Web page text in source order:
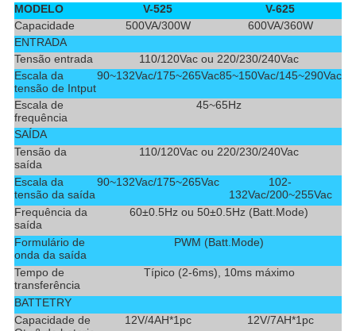
MODELO V-525
V-625
Capacidade
500VA/300W
600VA/360W
ENTRADA
Tensão entrada
110/120Vac ou 220/230/240Vac
Escala da
tensão de Intput
90~132Vac/175~265Vac85~150Vac/145~290Vac
Escala de
frequência
45~65Hz
SAÍDA
Tensão da
saída
110/120Vac ou 220/230/240Vac
Escala da
tensão da saída
90~132Vac/175~265Vac
102-
132Vac/200~255Vac
Frequência da
saída
60±0.5Hz ou 50±0.5Hz (Batt.Mode)
Formulário de
onda da saída
PWM (Batt.Mode)
Tempo de
transferência
Típico (2-6ms), 10ms máximo
BATTETRY
Capacidade de
12V/4AH*1pc 12V/7AH*1pc